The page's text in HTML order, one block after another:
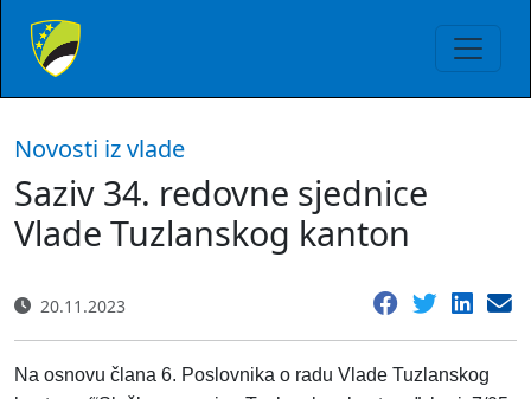
Novosti iz vlade
Saziv 34. redovne sjednice
Vlade Tuzlanskog kanton
20.11.2023
Na osnovu člana 6. Poslovnika o radu Vlade Tuzlanskog